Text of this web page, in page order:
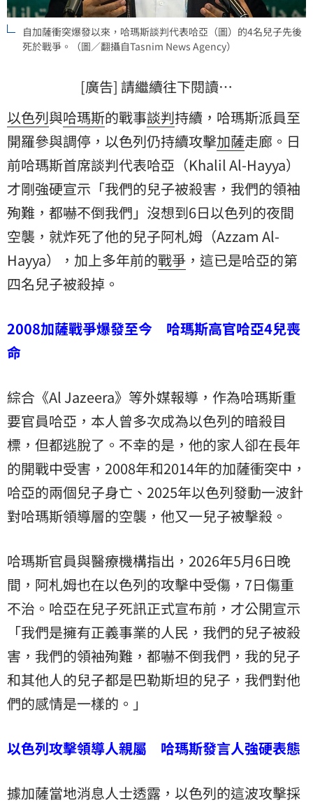
自加薩衝突爆發以來，哈瑪斯談判代表哈亞（圖）的4名兒子先後
死於戰爭。（圖／翻攝自Tasnim News Agency）
[廣告] 請繼續往下閱讀…
以色列與哈瑪斯的戰事談判持續，哈瑪斯派員至
開羅參與調停，以色列仍持續攻擊加薩走廊。日
前哈瑪斯首席談判代表哈亞（Khalil Al-Hayya）
才剛強硬宣示「我們的兒子被殺害，我們的領袖
殉難，都嚇不倒我們」沒想到6日以色列的夜間
空襲，就炸死了他的兒子阿札姆（Azzam Al-
Hayya），加上多年前的戰爭 ，這已是哈亞的第
四名兒子被殺掉。
2008加薩戰爭爆發至今 哈瑪斯高官哈亞4兒喪
命
綜合《Al Jazeera》等外媒報導，作為哈瑪斯重
要官員哈亞，本人曾多次成為以色列的暗殺目
標，但都逃脫了。不幸的是，他的家人卻在長年
的開戰中受害，2008年和2014年的加薩衝突中，
哈亞的兩個兒子身亡、2025年以色列發動一波針
對哈瑪斯領導層的空襲，他又一兒子被擊殺。
哈瑪斯官員與醫療機構指出，2026年5月6日晚
間，阿札姆也在以色列的攻擊中受傷，7日傷重
不治。哈亞在兒子死訊正式宣布前，才公開宣示
「我們是擁有正義事業的人民，我們的兒子被殺
害，我們的領袖殉難，都嚇不倒我們，我的兒子
和其他人的兒子都是巴勒斯坦的兒子，我們對他
們的感情是一樣的。」
以色列攻擊領導人親屬 哈瑪斯發言人強硬表態
據加薩當地消息人士透露，以色列的這波攻擊採